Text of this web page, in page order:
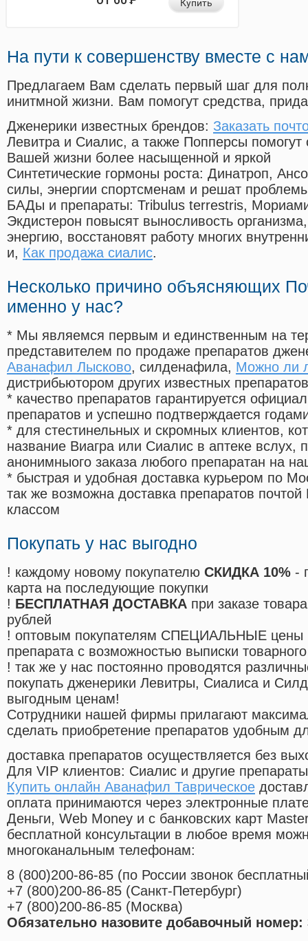
Купить
На пути к совершенству вместе с
Предлагаем Вам сделать первый шаг для
инитмной жизни. Вам помогут средства,
Дженерики известных брендов: Заказать
Левитра и Сиалис, а также Попперсы помогут
Вашей жизни более насыщенной и яркой
Синтетические гормоны роста: Динатроп,
силы, энергии спортсменам и решат
БАДы и препараты: Tribulus terrestris,
Экдистерон повысят выносливость
энергию, восстановят работу многих
и, Как продажа сиалис.
Несколько причино объясняющих
именно у нас?
* Мы являемся первым и единственным на
представителем по продаже препаратов
Аванафил Лысково, силденафила, Можно ли
дистрибьютором других известных препаратов
* качество препаратов гарантируется
препаратов и успешно подтверждается
* для стестинельных и скромных клиентов,
название Виагра или Сиалис в аптеке вслух,
анонимныого заказа любого препаратан на
* быстрая и удобная доставка курьером по
так же возможна доставка препаратов
классом
Покупать у нас выгодно
! каждому новому покупателю СКИДКА 10% -
карта на последующие покупки
! БЕСПЛАТНАЯ ДОСТАВКА при заказе
рублей
! оптовым покупателям СПЕЦИАЛЬНЫЕ цены
препарата с возможностью выписки
! так же у нас постоянно проводятся
покупать дженерики Левитры, Сиалиса и
выгодным ценам!
Cотрудники нашей фирмы прилагают
сделать приобретение препаратов удобным
доставка препаратов осуществляется без
Для VIP клиентов: Сиалис и другие
Купить онлайн Аванафил Таврическое
оплата принимаются через электронные
Деньги, Web Money и с банковских карт
бесплатной консультации в любое время
многоканальным телефонам:
8 (800)200-86-85 (по России звонок
+7 (800)200-86-85 (Санкт-Петербург)
+7 (800)200-86-85 (Москва)
Обязательно назовите добавочный номер: